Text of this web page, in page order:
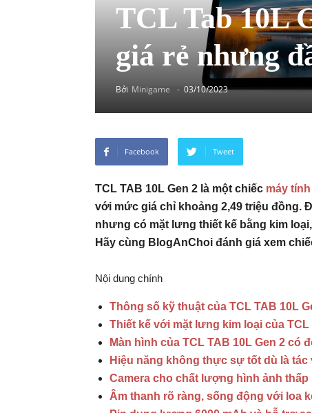
TCL Tab 10L
giá rẻ nhưng
Bởi Minigame - 03/10/2023
Facebook Tweet
TCL TAB 10L Gen 2 là một chiếc máy
với mức giá chỉ khoảng 2,49 triệu đồng.
nhưng có mặt lưng thiết kế bằng kim
Hãy cùng BlogAnChoi đánh giá xem
Nội dung chính
Thông số kỹ thuật của TCL TAB 10L
Thiết kế với mặt lưng kim loại của TCL
Màn hình của TCL TAB 10L Gen 2 có
Hiệu năng không thực sự tốt dù là tác
Camera cho chất lượng hình ảnh thấp
Âm thanh rõ ràng, sống động với loa